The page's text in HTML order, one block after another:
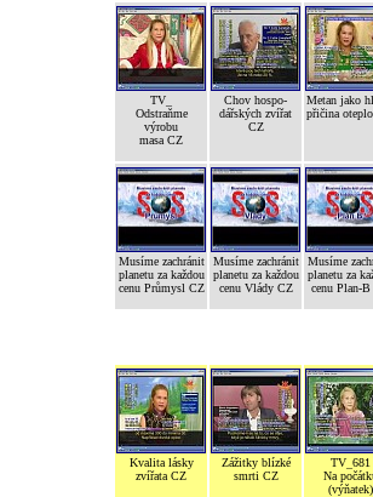
TV_
Odstraňme
výrobu
masa CZ
Chov hospo-
dářských zvířat
CZ
Metan jako
přičina
Musíme zachránit
planetu za každou
cenu Průmysl CZ
Musíme zachránit
planetu za každou
cenu Vlády CZ
Musíme
planetu za
cenu Plan-
Kvalita lásky
zvířata CZ
Zážitky blízké
smrti CZ
TV_681
Na
(výňatek)